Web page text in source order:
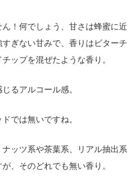
！何でしょう、甘さは蜂蜜に近
ぎない甘みで、香りはビターチ
ップを混ぜたような香り。
るアルコール感。
では無いですね。
ッツ系や茶葉系、リアル抽出系
、そのどれでも無い香り。